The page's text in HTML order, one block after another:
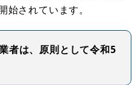
されています。
者は、原則として令和5